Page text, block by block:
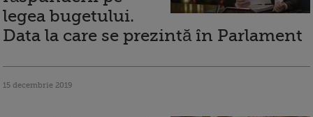
legea bugetului.
Data la care se prezintă în Parlament
15 decembrie 2019